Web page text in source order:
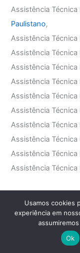
Assistência
Paulistano,
Assistência
Assistência
Assistência
Assistência
Assistência
Assistência
Assistência
Assistência
Assistência
Assistência
Assistência
Assistência
Assistência
Usamos cookies
experiência em
Ok